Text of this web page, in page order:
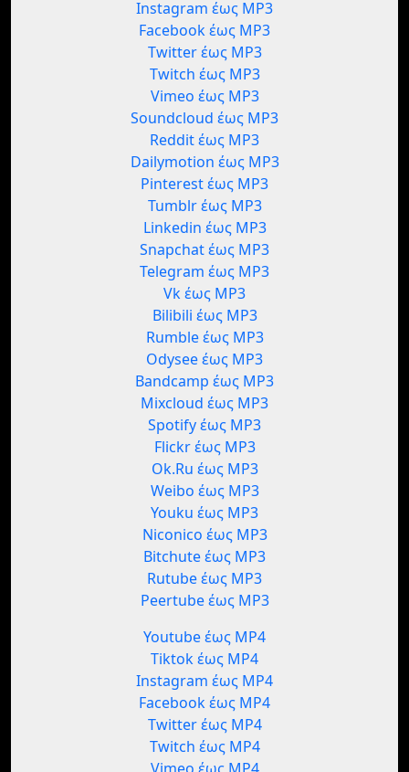
Instagram έως MP3
Facebook έως MP3
Twitter έως MP3
Twitch έως MP3
Vimeo έως MP3
Soundcloud έως MP3
Reddit έως MP3
Dailymotion έως MP3
Pinterest έως MP3
Tumblr έως MP3
Linkedin έως MP3
Snapchat έως MP3
Telegram έως MP3
Vk έως MP3
Bilibili έως MP3
Rumble έως MP3
Odysee έως MP3
Bandcamp έως MP3
Mixcloud έως MP3
Spotify έως MP3
Flickr έως MP3
Ok.Ru έως MP3
Weibo έως MP3
Youku έως MP3
Niconico έως MP3
Bitchute έως MP3
Rutube έως MP3
Peertube έως MP3
Youtube έως MP4
Tiktok έως MP4
Instagram έως MP4
Facebook έως MP4
Twitter έως MP4
Twitch έως MP4